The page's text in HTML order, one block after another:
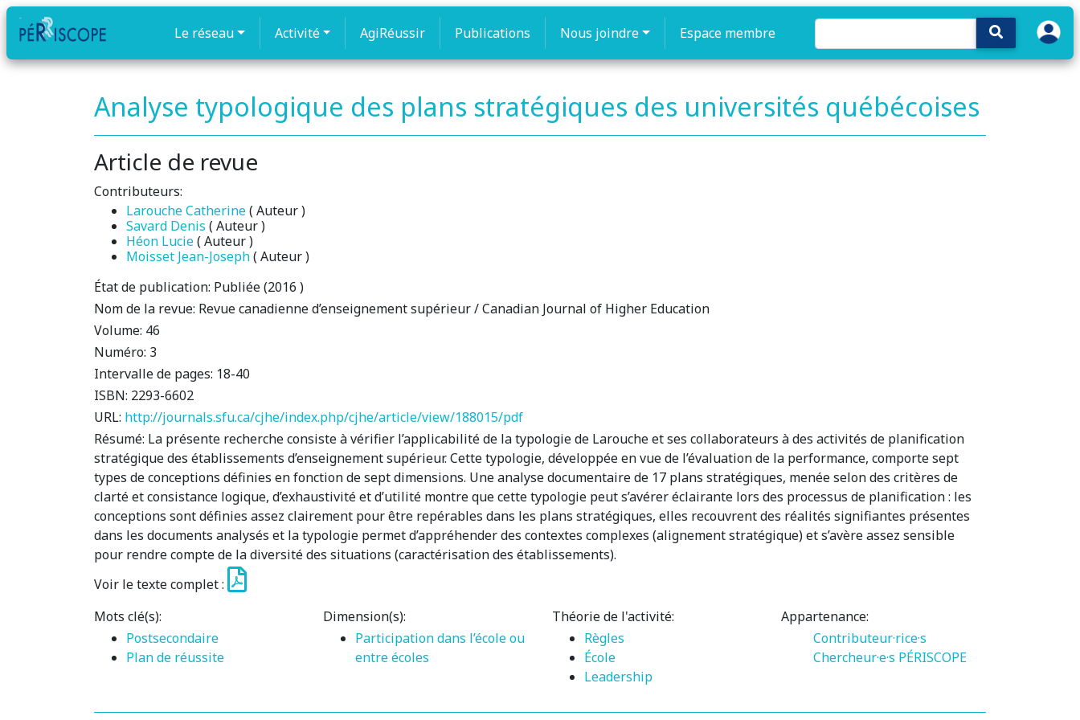
Le réseau Activité AgiRéussir Publications Nous joindre Espace membre
Analyse typologique des plans stratégiques des universités québécoises
Article de revue
Contributeurs:
Larouche Catherine( Auteur )
Savard Denis ( Auteur )
Héon Lucie( Auteur )
Moisset Jean-Joseph( Auteur )
État de publication: Publiée (2016 )
Nom de la revue: Revue canadienne d’enseignement supérieur / Canadian Journal of Higher Education
Volume: 46
Numéro: 3
Intervalle de pages: 18-40
ISBN: 2293-6602
URL: http://journals.sfu.ca/cjhe/index.php/cjhe/article/view/188015/pdf
Résumé: La présente recherche consiste à vérifier l’applicabilité de la typologie de Larouche et ses collaborateurs à des activités de planification
stratégique des établissements d’enseignement supérieur. Cette typologie, développée en vue de l’évaluation de la performance, comporte sept
types de conceptions définies en fonction de sept dimensions. Une analyse documentaire de 17 plans stratégiques, menée selon des critères de
clarté et consistance logique, d’exhaustivité et d’utilité montre que cette typologie peut s’avérer éclairante lors des processus de planification : les
conceptions sont définies assez clairement pour être repérables dans les plans stratégiques, elles recouvrent des réalités signifiantes présentes
dans les documents analysés et la typologie permet d’appréhender des contextes complexes (alignement stratégique) et s’avère assez sensible
pour rendre compte de la diversité des situations (caractérisation des établissements).
Voir le texte complet :
Mots clé(s):
Postsecondaire
Plan de réussite
Dimension(s):
Participation dans l’école ou
entre écoles
Théorie de l'activité:
Règles
École
Leadership
Appartenance:
Contributeur·rice·s
Chercheur·e·s PÉRISCOPE